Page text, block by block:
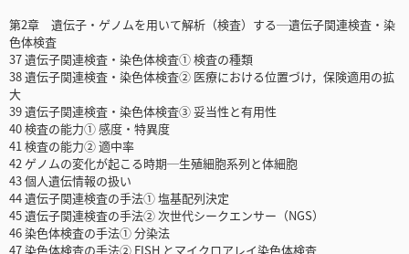
第2章 遺伝子・ゲノムを用いて解析（検査）する─遺伝子関連検査・染
色体検査
37 遺伝子関連検査・染色体検査① 検査の種類
38 遺伝子関連検査・染色体検査② 医療における位置づけ，保険適用の拡
大
39 遺伝子関連検査・染色体検査③ 妥当性と有用性
40 検査の能力① 感度・特異度
41 検査の能力② 適中率
42 ゲノムの変化が起こる時期─生殖細胞系列と体細胞
43 個人遺伝情報の扱い
44 遺伝子関連検査の手法① 塩基配列決定
45 遺伝子関連検査の手法② 次世代シークエンサー（NGS）
46 染色体検査の手法① 分染法
47 染色体検査の手法② FISH とマイクロアレイ染色体検査